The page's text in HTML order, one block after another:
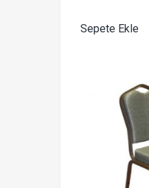
Sepete Ekle